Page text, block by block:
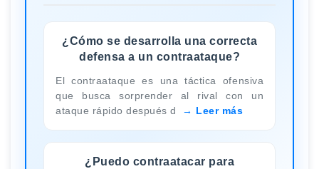
¿Cómo se desarrolla una correcta
defensa a un contraataque?
El contraataque es una táctica ofensiva
que busca sorprender al rival con un
ataque rápido después d
Leer más
¿Puedo contraatacar para